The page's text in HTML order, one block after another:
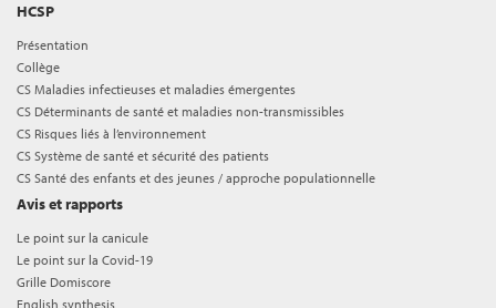
HCSP
Présentation
Collège
CS Maladies infectieuses et maladies émergentes
CS Déterminants de santé et maladies non-transmissibles
CS Risques liés à l’environnement
CS Système de santé et sécurité des patients
CS Santé des enfants et des jeunes / approche populationnelle
Avis et rapports
Le point sur la canicule
Le point sur la Covid-19
Grille Domiscore
English synthesis